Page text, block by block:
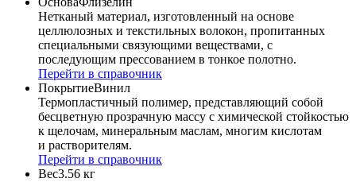
Нетканый материал, изготовленный на основе
целлюлозных и текстильных волокон, пропитанных
специальными связующими веществами, с
последующим прессованием в тонкое полотно.
Перейти в справочник
ПокрытиеВинил
Термопластичный полимер, представляющий собой
бесцветную прозрачную массу с химической стойкостью
к щелочам, минеральным маслам, многим кислотам
и растворителям.
Перейти в справочник
Вес3.56 кг